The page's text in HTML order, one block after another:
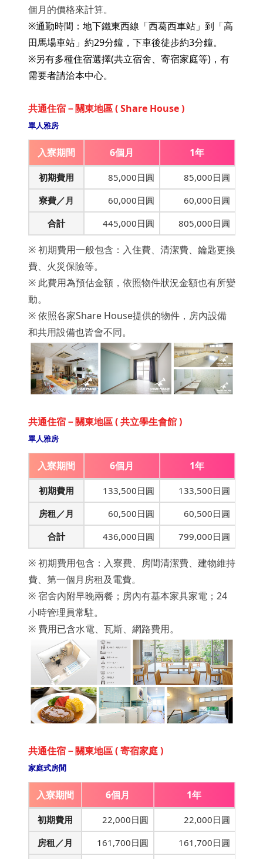
個月的價格來計算。
※通勤時間：地下鐵東西線「西葛西車站」到「高
田馬場車站」約29分鐘，下車後徒步約3分鐘。
※另有多種住宿選擇(共立宿舍、寄宿家庭等)，有
需要者請洽本中心。
共通住宿－關東地區 ( Share House )
單人雅房
入寮期間 6個月 1年
初期費用 85,000日圓
85,000日圓
寮費／月
60,000日圓
60,000日圓
合計
445,000日圓 805,000日圓
※ 初期費用一般包含：入住費、清潔費、鑰匙更換
費、火災保險等。
※ 此費用為預估金額，依照物件狀況金額也有所變
動。
※ 依照各家Share House提供的物件，房內設備
和共用設備也皆會不同。
共通住宿－關東地區 ( 共立學生會館 )
單人雅房
入寮期間 6個月 1年
初期費用 133,500日圓
133,500日圓
房租／月
60,500日圓
60,500日圓
合計
436,000日圓 799,000日圓
※ 初期費用包含：入寮費、房間清潔費、建物維持
費、第一個月房租及電費。
※ 宿舍內附早晚兩餐；房內有基本家具家電；24
小時管理員常駐。
※ 費用已含水電、瓦斯、網路費用。
共通住宿－關東地區 ( 寄宿家庭 )
家庭式房間
入寮期間 6個月 1年
初期費用 22,000日圓
22,000日圓
房租／月
161,700日圓 161,700日圓